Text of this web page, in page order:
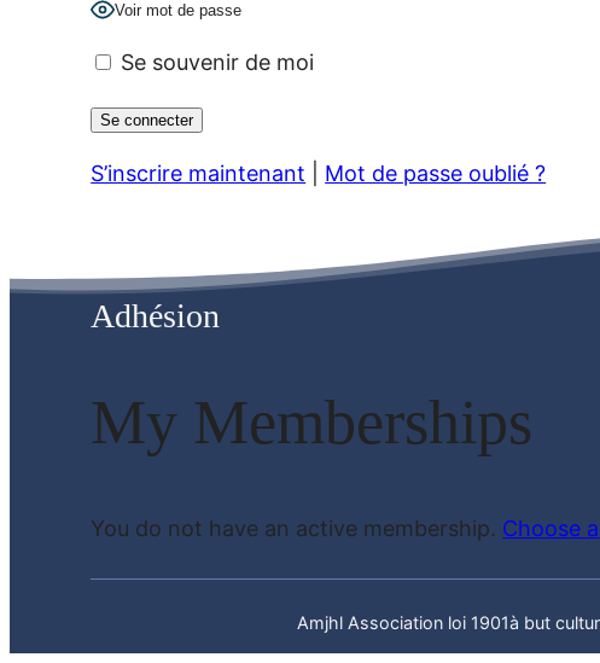
Voir mot de passe
Se souvenir de moi
Alternative:
S’inscrire maintenant Mot de passe oublié ?
Adhésion
My Memberships
You do not have an active membership. Choose
Amjhl Association loi 1901à but